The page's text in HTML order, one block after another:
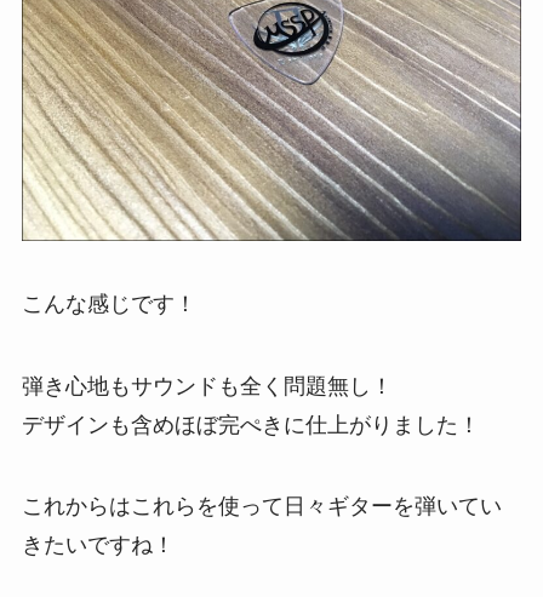
こんな感じです！
弾き心地もサウンドも全く問題無し！
デザインも含めほぼ完ぺきに仕上がりました！
これからはこれらを使って日々ギターを弾いてい
きたいですね！